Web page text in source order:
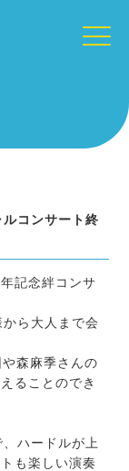
ルコンサート終
記念絆コンサ
ら大人まで会
森麻季さんの
ることのでき
ハードルが上
も楽しい演奏